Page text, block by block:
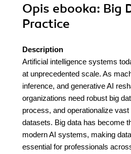
Opis ebooka: Big
Practice
Description
Artificial intelligence systems
at unprecedented scale. As
inference, and generative AI
organizations need robust big
process, and operationalize
datasets. Big data has become
modern AI systems, making
essential for professionals